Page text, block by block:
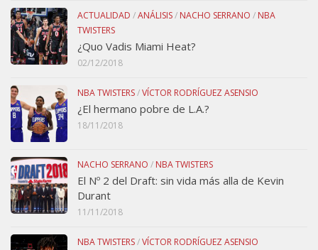
ACTUALIDAD /ANÁLISIS/ NACHO SERRANO / NBA
TWISTERS
¿Quo Vadis Miami Heat?
02/12/2018
NBA TWISTERS/VÍCTOR RODRÍGUEZ ASENSIO
¿El hermano pobre de L.A.?
18/11/2018
NACHO SERRANO / NBA TWISTERS
El Nº 2 del Draft: sin vida más alla de Kevin
Durant
11/11/2018
NBA TWISTERS/VÍCTOR RODRÍGUEZ ASENSIO